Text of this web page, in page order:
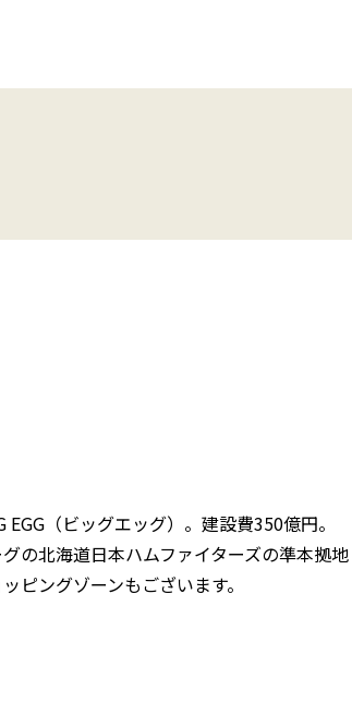
（ビッグエッグ）。建設費350億円。
の北海道日本ハムファイターズの準本拠
ピングゾーンもございます。